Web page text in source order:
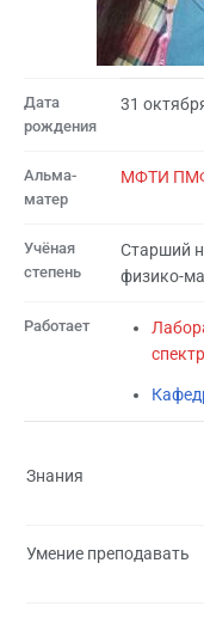
Дата
рождения
31
Альма-
матер
МФТИ
Учёная
степень
Старший
физико-
Работает
Знания
Умение преподавать